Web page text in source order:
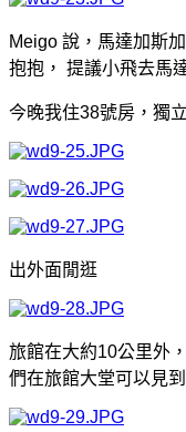
Meigo 說，馬達加斯
抱抱， 提議小飛去馬
今晚我住38號房，獨
出外面閒逛
旅館在大約10公里外
們在旅館大堂可以見